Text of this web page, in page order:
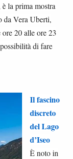
la prima mostra
da Vera Uberti,
20 alle ore 23
di fare
Il fascino
discreto
del Lago
d’Iseo
È noto in